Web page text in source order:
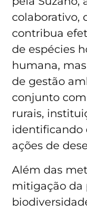
colaborativo,
contribua
de espécies
humana,
de gestão
conjunto
rurais,
identificando
ações de
Além das
mitigação da